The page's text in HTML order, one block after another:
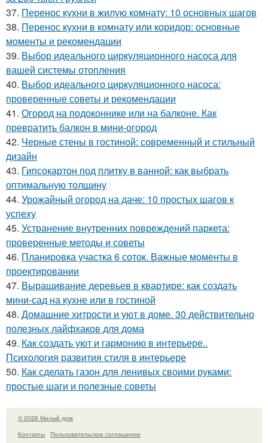
37. Перенос кухни в жилую комнату: 10 основных шагов
38. Перенос кухни в комнату или коридор: основные
моменты и рекомендации
39. Выбор идеального циркуляционного насоса для
вашей системы отопления
40. Выбор идеального циркуляционного насоса:
проверенные советы и рекомендации
41. Огород на подоконнике или на балконе. Как
превратить балкон в мини-огород
42. Черные стены в гостиной: современный и стильный
дизайн
43. Гипсокартон под плитку в ванной: как выбрать
оптимальную толщину
44. Урожайный огород на даче: 10 простых шагов к
успеху
45. Устранение внутренних повреждений паркета:
проверенные методы и советы
46. Планировка участка 6 соток. Важные моменты в
проектировании
47. Выращивание деревьев в квартире: как создать
мини-сад на кухне или в гостиной
48. Домашние хитрости и уют в доме. 30 действительно
полезных лайфхаков для дома
49. Как создать уют и гармонию в интерьере..
Психология развития стиля в интерьере
50. Как сделать газон для ленивых своими руками:
простые шаги и полезные советы
© 2026 Милый дом
Контакты
Пользовательское соглашение